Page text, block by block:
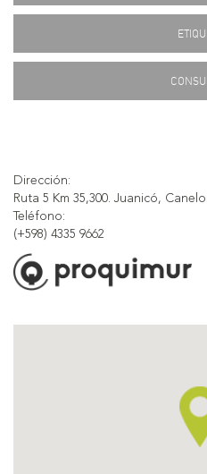
Dirección:
Ruta 5 Km 35,300. Juanicó,
Teléfono:
(+598) 4335 9662